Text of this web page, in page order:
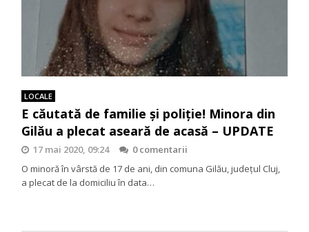
LOCALE
E căutată de familie și poliție! Minora din
Gilău a plecat aseară de acasă – UPDATE
17 mai 2020, 09:24
0 comentarii
O minoră în vârstă de 17 de ani, din comuna Gilău, județul Cluj,
a plecat de la domiciliu în data…